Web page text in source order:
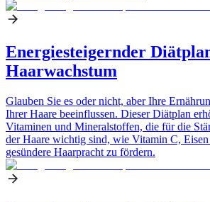
Energiesteigernder
Haarwachstum
Glauben Sie es oder nicht, aber Ihre
Ihrer Haare beeinflussen. Dieser Diätplan
Vitaminen und Mineralstoffen, die für die
der Haare wichtig sind, wie Vitamin C,
gesündere Haarpracht zu fördern.